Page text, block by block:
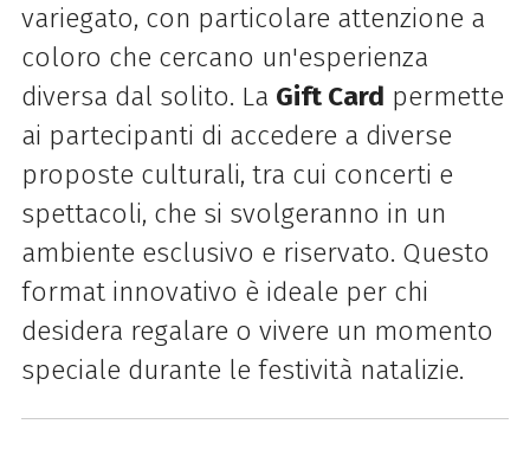
variegato, con particolare attenzione a
coloro che cercano un'esperienza
diversa dal solito. La Gift Card permette
ai partecipanti di accedere a diverse
proposte culturali, tra cui concerti e
spettacoli, che si svolgeranno in un
ambiente esclusivo e riservato. Questo
format innovativo è ideale per chi
desidera regalare o vivere un momento
speciale durante le festività natalizie.